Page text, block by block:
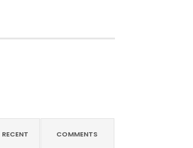
RECENT COMMENTS